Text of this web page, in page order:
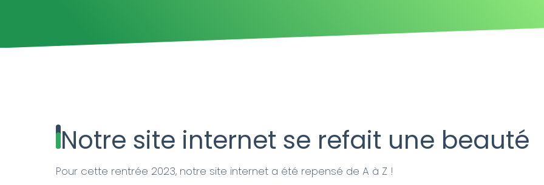
Notre site internet se refait une beauté
Pour cette rentrée 2023, notre site internet a été repensé de A à Z !